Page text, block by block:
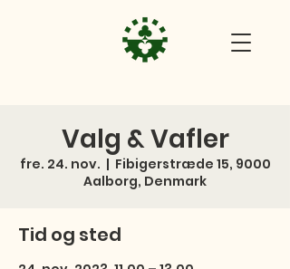
Valg & Vafler
fre. 24. nov.
  |
Fibigerstræde 15, 9000
Aalborg, Denmark
Tid og sted